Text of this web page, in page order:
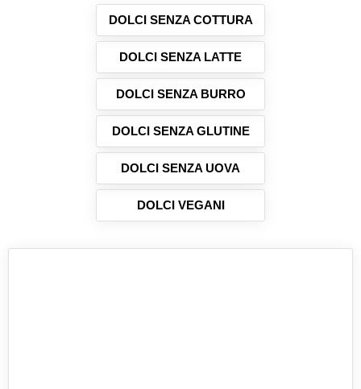
essere quindi pronti per...
DOLCI SENZA COTTURA
DOLCI SENZA LATTE
DOLCI SENZA BURRO
DOLCI SENZA GLUTINE
DOLCI SENZA UOVA
DOLCI VEGANI